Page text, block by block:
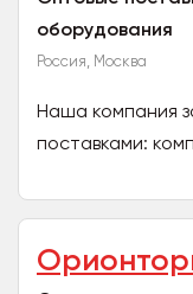
оборудования
Россия, Москва
Наша компания
поставками:
оборудования и